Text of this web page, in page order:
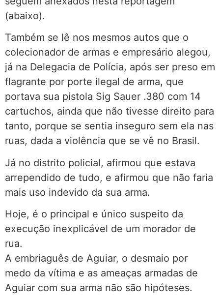
(abaixo).
Também se lê nos mesmos autos que o
colecionador de armas e empresário alegou,
já na Delegacia de Polícia, após ser preso em
flagrante por porte ilegal de arma, que
portava sua pistola Sig Sauer .380 com 14
cartuchos, ainda que não tivesse direito para
tanto, porque se sentia inseguro sem ela nas
ruas, dada a violência que se vê no Brasil.
Já no distrito policial, afirmou que estava
arrependido de tudo, e afirmou que não faria
mais uso indevido da sua arma.
Hoje, é o principal e único suspeito da
execução inexplicável de um morador de
rua.
A embriaguês de Aguiar, o desmaio por
medo da vítima e as ameaças armadas de
Aguiar com sua arma não são hipóteses.